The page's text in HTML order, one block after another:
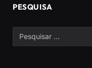
PESQUISA